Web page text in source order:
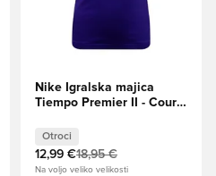
Nike Igralska majica
Tiempo Premier II - Court
Otroci
12,99 €18,95 €
Na voljo veliko velikosti